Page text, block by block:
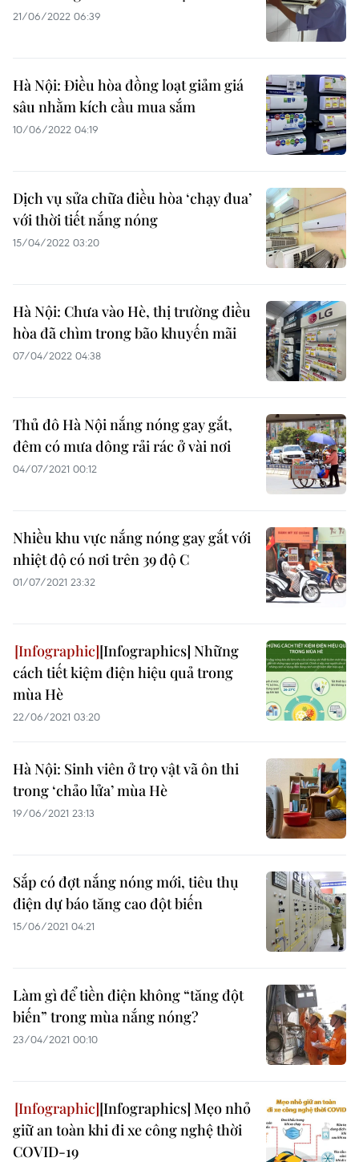
21/06/2022 06:39
Hà Nội: Điều hòa đồng loạt giảm giá
sâu nhằm kích cầu mua sắm
10/06/2022 04:19
Dịch vụ sửa chữa điều hòa ‘chạy đua’
với thời tiết nắng nóng
15/04/2022 03:20
Hà Nội: Chưa vào Hè, thị trường điều
hòa đã chìm trong bão khuyến mãi
07/04/2022 04:38
Thủ đô Hà Nội nắng nóng gay gắt,
đêm có mưa dông rải rác ở vài nơi
04/07/2021 00:12
Nhiều khu vực nắng nóng gay gắt với
nhiệt độ có nơi trên 39 độ C
01/07/2021 23:32
[Infographics] Những
cách tiết kiệm điện hiệu quả trong
mùa Hè
22/06/2021 03:20
Hà Nội: Sinh viên ở trọ vật vã ôn thi
trong ‘chảo lửa’ mùa Hè
19/06/2021 23:13
Sắp có đợt nắng nóng mới, tiêu thụ
điện dự báo tăng cao đột biến
15/06/2021 04:21
Làm gì để tiền điện không “tăng đột
biến” trong mùa nắng nóng?
23/04/2021 00:10
[Infographics] Mẹo nhỏ
giữ an toàn khi đi xe công nghệ thời
COVID-19